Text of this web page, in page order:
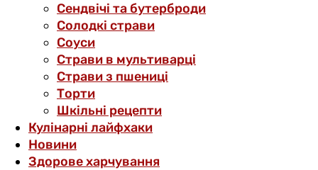
Сендвічі та бутерброди
Солодкі страви
Соуси
Страви в мультиварці
Страви з пшениці
Торти
Шкільні рецепти
Кулінарні лайфхаки
Новини
Здорове харчування